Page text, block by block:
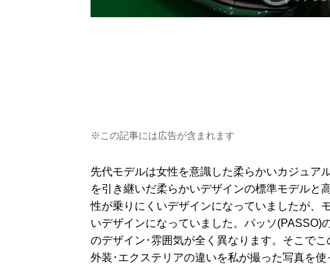
※この記事には広告が含まれます
先代モデルは女性を意識した柔らかいカジュア
を引き継いだ柔らかいデザインの標準モデルと
性が乗りにくいデザインになっていましたが、
いデザインになっていました。パッソ(PASSO)
のデザイン･雰囲気が全く異なります。そこで
外装･エクステリアの違いを私が撮った写真を使